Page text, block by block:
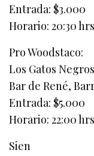
Entrada: $3.000
Horario: 20:30
Pro Woodstaco:
Los Gatos
Bar de René,
Entrada: $5.000
Horario: 22:00
Sien